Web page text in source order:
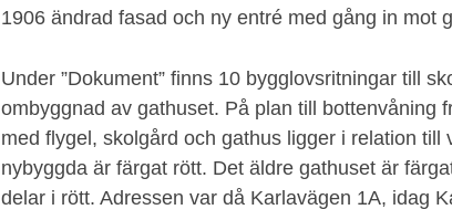
1906 ändrad fasad och ny entré med gång in mot
Under ”Dokument” finns 10 bygglovsritningar till
ombyggnad av gathuset. På plan till bottenvåning
med flygel, skolgård och gathus ligger i relation till
nybyggda är färgat rött. Det äldre gathuset är
delar i rött. Adressen var då Karlavägen 1A, idag